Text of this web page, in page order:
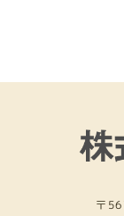
〒